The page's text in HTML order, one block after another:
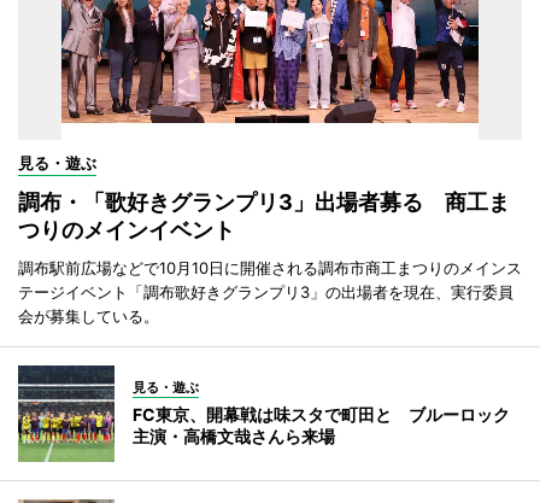
見る・遊ぶ
調布・「歌好きグランプリ3」出場者募る 商工ま
つりのメインイベント
調布駅前広場などで10月10日に開催される調布市商工まつりのメインス
テージイベント「調布歌好きグランプリ3」の出場者を現在、実行委員
会が募集している。
見る・遊ぶ
FC東京、開幕戦は味スタで町田と ブルーロック
主演・高橋文哉さんら来場